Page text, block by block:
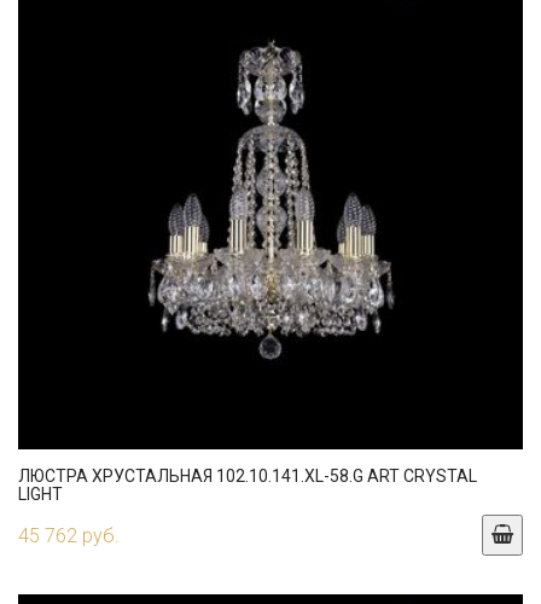
ЛЮСТРА ХРУСТАЛЬНАЯ 102.10.141.XL-58.G ART CRYSTAL
LIGHT
45 762 руб.